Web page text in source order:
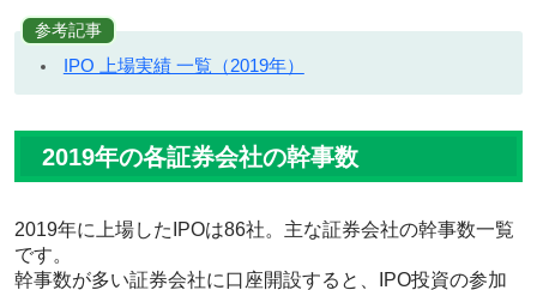
参考記事
IPO 上場実績 一覧（2019年）
2019年の各証券会社の幹事数
2019年に上場したIPOは86社。主な証券会社の幹事数一覧
です。
幹事数が多い証券会社に口座開設すると、IPO投資の参加